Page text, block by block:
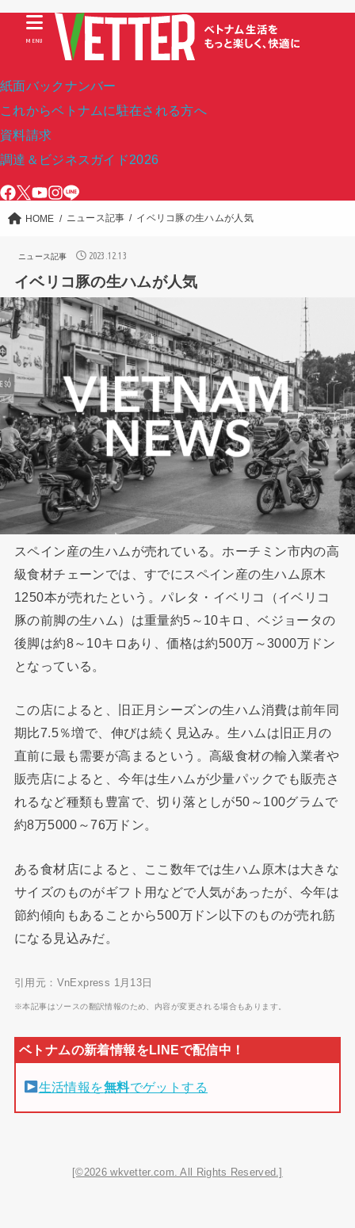
紙面バックナンバー
これからベトナムに駐在される方へ
資料請求
調達＆ビジネスガイド2026
MENU
HOME ニュース記事 イベリコ豚の生ハムが人気
ニュース記事 2023.12.13
イベリコ豚の生ハムが人気
スペイン産の生ハムが売れている。ホーチミン市内の高
級食材チェーンでは、すでにスペイン産の生ハム原木
1250本が売れたという。パレタ・イベリコ（イベリコ
豚の前脚の生ハム）は重量約5～10キロ、ベジョータの
後脚は約8～10キロあり、価格は約500万～3000万ドン
となっている。
この店によると、旧正月シーズンの生ハム消費は前年同
期比7.5％増で、伸びは続く見込み。生ハムは旧正月の
直前に最も需要が高まるという。高級食材の輸入業者や
販売店によると、今年は生ハムが少量パックでも販売さ
れるなど種類も豊富で、切り落としが50～100グラムで
約8万5000～76万ドン。
ある食材店によると、ここ数年では生ハム原木は大きな
サイズのものがギフト用などで人気があったが、今年は
節約傾向もあることから500万ドン以下のものが売れ筋
になる見込みだ。
引用元：VnExpress 1月13日
※本記事はソースの翻訳情報のため、内容が変更される場合もあります。
生活情報を無料でゲットする
[©2026 wkvetter.com. All Rights Reserved.]